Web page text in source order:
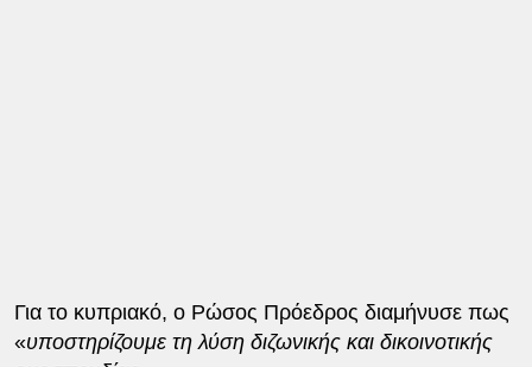
Για το κυπριακό, ο Ρώσος Πρόεδρος διαμήνυσε πως
«υποστηρίζουμε τη λύση διζωνικής και δικοινοτικής